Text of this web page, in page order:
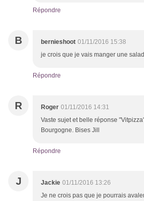
Répondre
B bernieshoot 01/11/2016 15:38
je crois que je vais manger une
Répondre
R Roger 01/11/2016 14:31
Vaste sujet et belle réponse
Bourgogne. Bises Jill
Répondre
J Jackie 01/11/2016 13:26
Je ne crois pas que je pourrais